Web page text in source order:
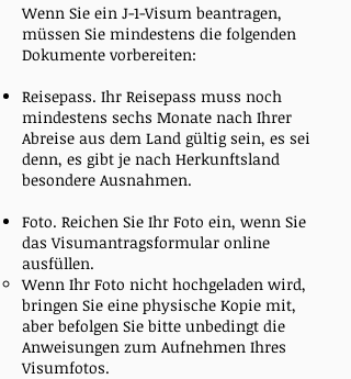
Wenn Sie ein J-1-Visum beantragen,
müssen Sie mindestens die folgenden
Dokumente vorbereiten:
Reisepass. Ihr Reisepass muss noch
mindestens sechs Monate nach Ihrer
Abreise aus dem Land gültig sein, es sei
denn, es gibt je nach Herkunftsland
besondere Ausnahmen.
Foto. Reichen Sie Ihr Foto ein, wenn Sie
das Visumantragsformular online
ausfüllen.
Wenn Ihr Foto nicht hochgeladen wird,
bringen Sie eine physische Kopie mit,
aber befolgen Sie bitte unbedingt die
Anweisungen zum Aufnehmen Ihres
Visumfotos.